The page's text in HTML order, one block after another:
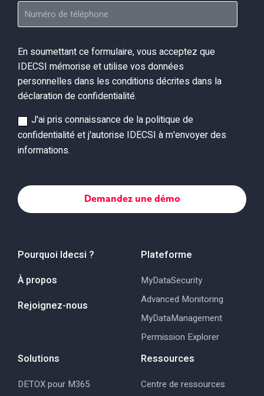
En soumettant ce formulaire, vous acceptez que
IDECSI mémorise et utilise vos données
personnelles dans les conditions décrites dans la
déclaration de confidentialité.
J'ai pris connaissance de la politique de
confidentialité et j'autorise IDECSI à m'envoyer des
informations.
Pourquoi Idecsi ?
À propos
Rejoignez-nous
Solutions
DETOX pour M365
Plateforme
MyDataSecurity
Advanced Monitoring
MyDataManagement
Permission Explorer
Ressources
Centre de ressources